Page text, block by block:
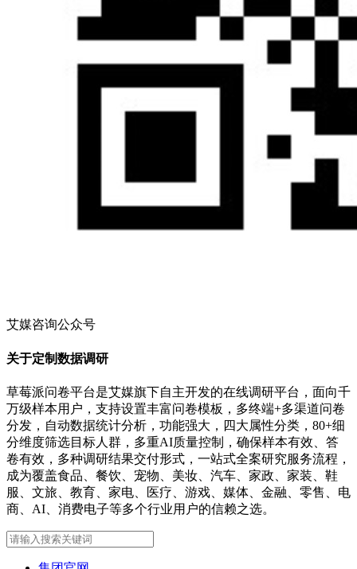
艾媒咨询公众号
关于定制数据调研
草莓派问卷平台是艾媒旗下自主开发的在线调研平台，面向千
万级样本用户，支持设置丰富问卷模板，多终端+多渠道问卷
分发，自动数据统计分析，功能强大，四大属性分类，80+细
分维度筛选目标人群，多重AI质量控制，确保样本有效、答
卷有效，多种调研结果交付形式，一站式全案研究服务流程，
成为覆盖食品、餐饮、宠物、美妆、汽车、家政、家装、鞋
服、文旅、教育、家电、医疗、游戏、媒体、金融、零售、电
商、AI、消费电子等多个行业用户的信赖之选。